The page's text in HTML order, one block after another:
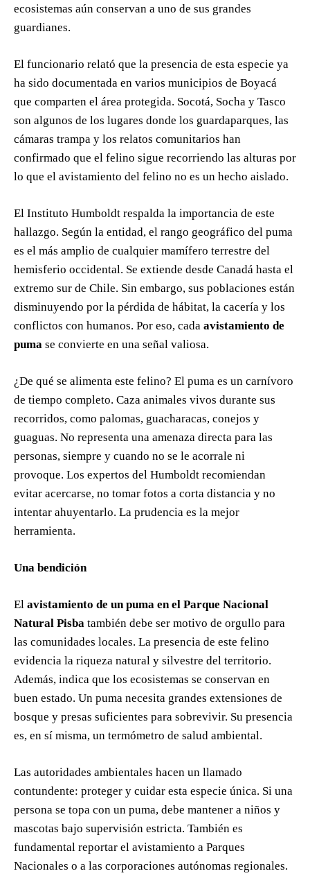
ecosistemas aún conservan a uno de sus grandes
guardianes.
El funcionario relató que la presencia de esta especie ya
ha sido documentada en varios municipios de Boyacá
que comparten el área protegida. Socotá, Socha y Tasco
son algunos de los lugares donde los guardaparques, las
cámaras trampa y los relatos comunitarios han
confirmado que el felino sigue recorriendo las alturas por
lo que el avistamiento del felino no es un hecho aislado.
El Instituto Humboldt respalda la importancia de este
hallazgo. Según la entidad, el rango geográfico del puma
es el más amplio de cualquier mamífero terrestre del
hemisferio occidental. Se extiende desde Canadá hasta el
extremo sur de Chile. Sin embargo, sus poblaciones están
disminuyendo por la pérdida de hábitat, la cacería y los
conflictos con humanos. Por eso, cada avistamiento de
puma se convierte en una señal valiosa.
¿De qué se alimenta este felino? El puma es un carnívoro
de tiempo completo. Caza animales vivos durante sus
recorridos, como palomas, guacharacas, conejos y
guaguas. No representa una amenaza directa para las
personas, siempre y cuando no se le acorrale ni
provoque. Los expertos del Humboldt recomiendan
evitar acercarse, no tomar fotos a corta distancia y no
intentar ahuyentarlo. La prudencia es la mejor
herramienta.
Una bendición
El avistamiento de un puma en el Parque Nacional
Natural Pisba también debe ser motivo de orgullo para
las comunidades locales. La presencia de este felino
evidencia la riqueza natural y silvestre del territorio.
Además, indica que los ecosistemas se conservan en
buen estado. Un puma necesita grandes extensiones de
bosque y presas suficientes para sobrevivir. Su presencia
es, en sí misma, un termómetro de salud ambiental.
Las autoridades ambientales hacen un llamado
contundente: proteger y cuidar esta especie única. Si una
persona se topa con un puma, debe mantener a niños y
mascotas bajo supervisión estricta. También es
fundamental reportar el avistamiento a Parques
Nacionales o a las corporaciones autónomas regionales.